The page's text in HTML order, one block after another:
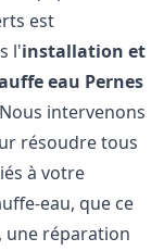
est
l'installation et
eau Pernes
intervenons
résoudre tous
à votre
eau, que ce
une réparation